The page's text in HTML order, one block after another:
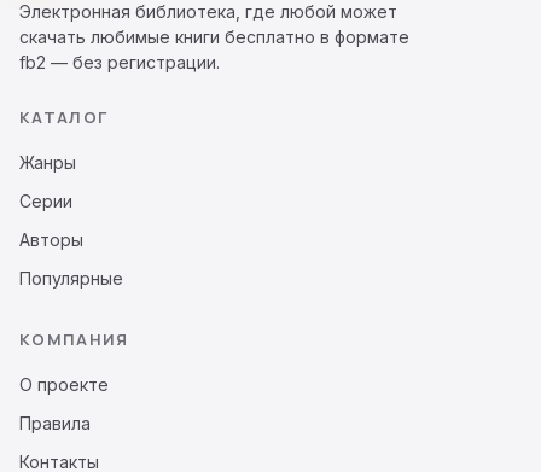
Электронная библиотека, где любой может
скачать любимые книги бесплатно в формате
fb2 — без регистрации.
КАТАЛОГ
Жанры
Серии
Авторы
Популярные
КОМПАНИЯ
О проекте
Правила
Контакты